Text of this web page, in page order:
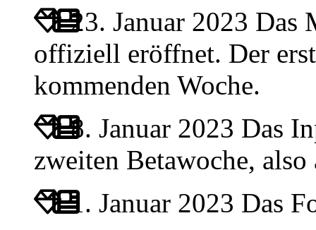
23. Januar 2023 Das
offiziell eröffnet. Der
kommenden Woche.
8. Januar 2023 Das
zweiten Betawoche, also
1. Januar 2023 Das